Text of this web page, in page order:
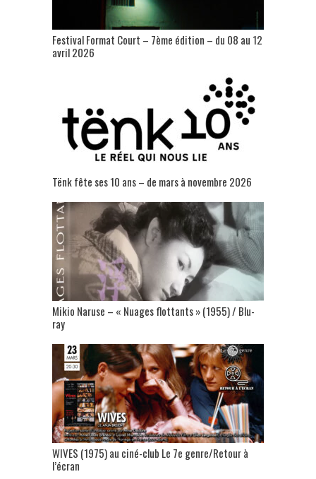
Festival Format Court – 7ème édition – du 08 au 12
avril 2026
Tënk fête ses 10 ans – de mars à novembre 2026
Mikio Naruse – « Nuages flottants » (1955) / Blu-
ray
WIVES (1975) au ciné-club Le 7e genre/Retour à
l’écran